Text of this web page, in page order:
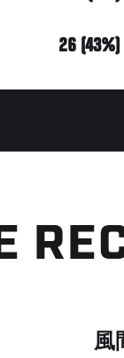
26 (43%)
風